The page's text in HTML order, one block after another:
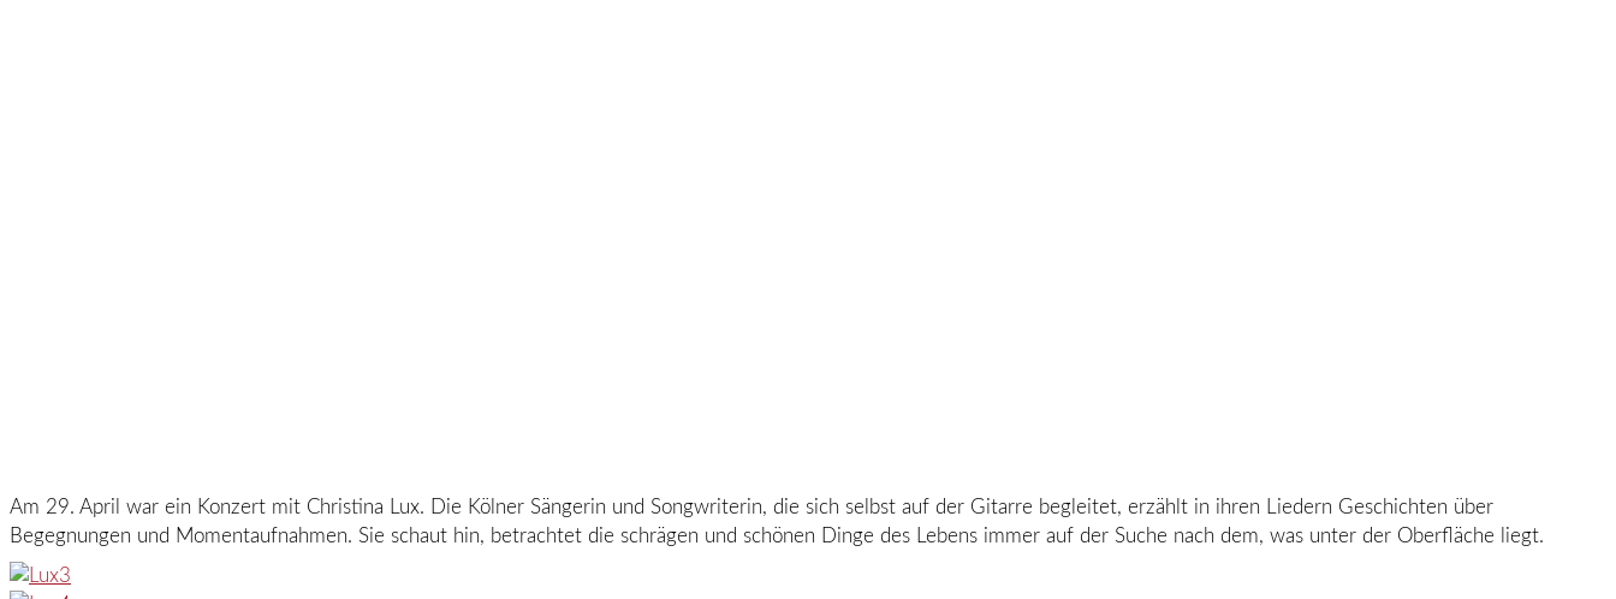
Am 29. April war ein Konzert mit Christina Lux. Die Kölner Sängerin und Songwriterin, die sich selbst auf der Gitarre begleitet, erzählt in ihren Liedern Geschichten über
Begegnungen und Momentaufnahmen. Sie schaut hin, betrachtet die schrägen und schönen Dinge des Lebens immer auf der Suche nach dem, was unter der Oberfläche liegt.